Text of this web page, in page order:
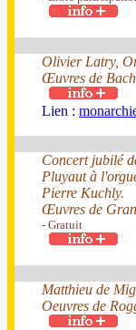
Olivier Latry,
Œuvres de
Lien :
Concert jubilé
Pluyaut à
Pierre Kuchly.
Œuvres de
- Gratuit
Matthieu de
Oeuvres de